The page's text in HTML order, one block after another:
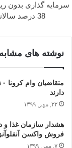
سرمایه گذاری بدون
38 درصد سالانه📈
نوشته های مشابه
دارند
۲۲, مهر, ۱۳۹۹
هشدار سازمان غذا و
فروش واکسن‌
۷, مهر, ۱۳۹۹